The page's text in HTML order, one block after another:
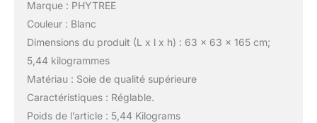
Marque : PHYTREE
Couleur : Blanc
Dimensions du produit (L x l x h) : 63 x 63 x 165 cm;
5,44 kilogrammes
Matériau : Soie de qualité supérieure
Caractéristiques : Réglable.
Poids de l’article : 5,44 Kilograms